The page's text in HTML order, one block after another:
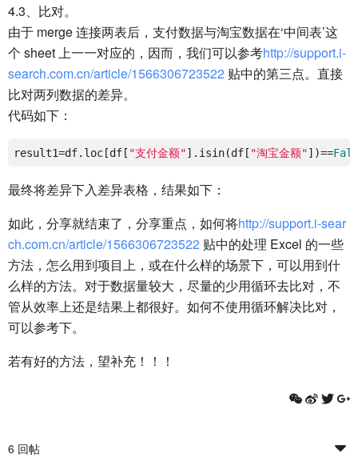
4.3、比对。
由于 merge 连接两表后，支付数据与淘宝数据在‘中间表’这
个 sheet 上一一对应的，因而，我们可以参考http://support.i-
search.com.cn/article/1566306723522 贴中的第三点。直接
比对两列数据的差异。
代码如下：
result1=df.loc[df[ "支付金额"].isin(df[ "淘宝金额"])==
最终将差异下入差异表格，结果如下：
如此，分享就结束了，分享重点，如何将http://support.i-sear
ch.com.cn/article/1566306723522 贴中的处理 Excel 的一些
方法，怎么用到项目上，或在什么样的场景下，可以用到什
么样的方法。对于数据量较大，尽量的少用循环去比对，不
管从效率上还是结果上都很好。如何不使用循环解决比对，
可以参考下。
若有好的方法，望补充！！！
6 回帖